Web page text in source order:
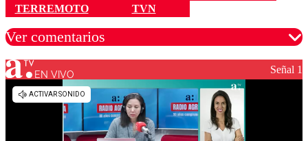
TERREMOTO
TVN
Ver comentarios
Los comentarios son moderados para garantizar un
diálogo respetuoso.
EN VIVO Señal 1